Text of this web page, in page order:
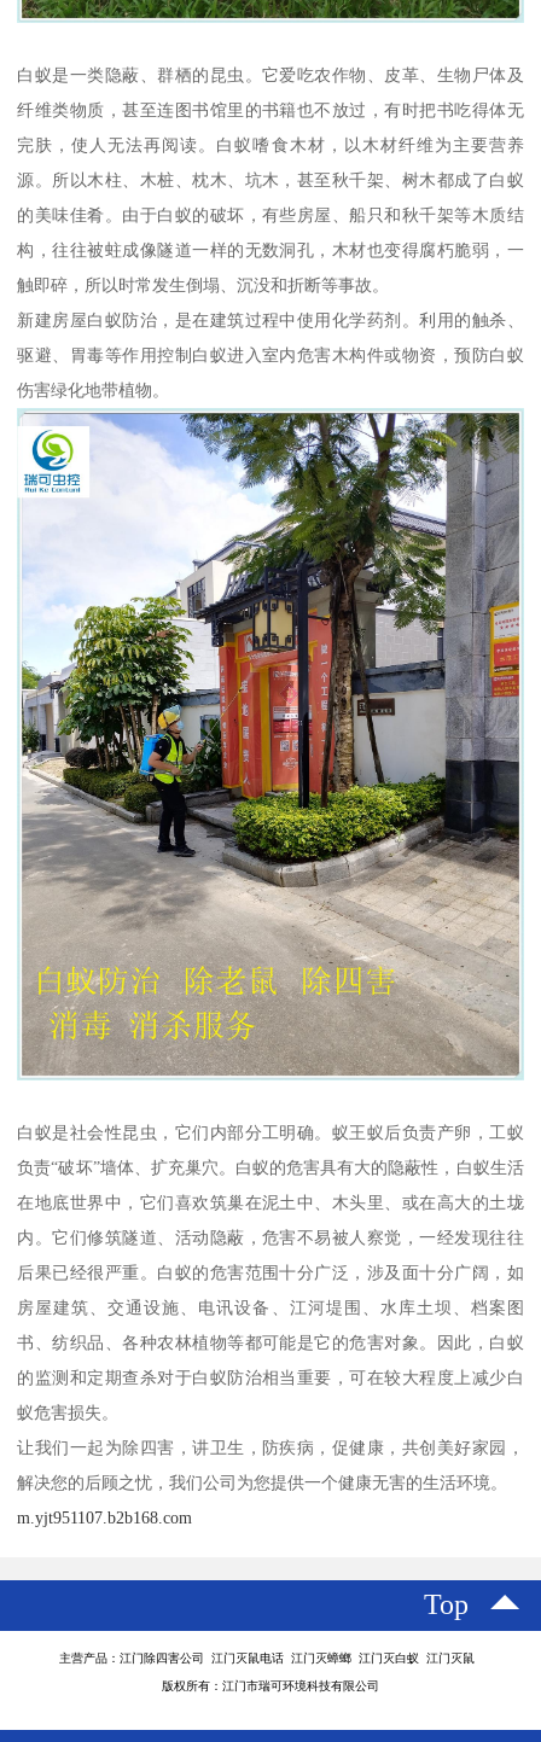
白蚁是一类隐蔽、群栖的昆虫。它爱吃农作物、皮革、生物尸体及
纤维类物质，甚至连图书馆里的书籍也不放过，有时把书吃得体无
完肤，使人无法再阅读。白蚁嗜食木材，以木材纤维为主要营养
源。所以木柱、木桩、枕木、坑木，甚至秋千架、树木都成了白蚁
的美味佳肴。由于白蚁的破坏，有些房屋、船只和秋千架等木质结
构，往往被蛀成像隧道一样的无数洞孔，木材也变得腐朽脆弱，一
触即碎，所以时常发生倒塌、沉没和折断等事故。
新建房屋白蚁防治，是在建筑过程中使用化学药剂。利用的触杀、
驱避、胃毒等作用控制白蚁进入室内危害木构件或物资，预防白蚁
伤害绿化地带植物。
白蚁是社会性昆虫，它们内部分工明确。蚁王蚁后负责产卵，工蚁
负责“破坏”墙体、扩充巢穴。白蚁的危害具有大的隐蔽性，白蚁生活
在地底世界中，它们喜欢筑巢在泥土中、木头里、或在高大的土垅
内。它们修筑隧道、活动隐蔽，危害不易被人察觉，一经发现往往
后果已经很严重。白蚁的危害范围十分广泛，涉及面十分广阔，如
房屋建筑、交通设施、电讯设备、江河堤围、水库土坝、档案图
书、纺织品、各种农林植物等都可能是它的危害对象。因此，白蚁
的监测和定期查杀对于白蚁防治相当重要，可在较大程度上减少白
蚁危害损失。
让我们一起为除四害，讲卫生，防疾病，促健康，共创美好家园，
解决您的后顾之忧，我们公司为您提供一个健康无害的生活环境。
m.yjt951107.b2b168.com
Top
主营产品：江门除四害公司 江门灭鼠电话 江门灭蟑螂 江门灭白蚁 江门灭鼠
版权所有：江门市瑞可环境科技有限公司